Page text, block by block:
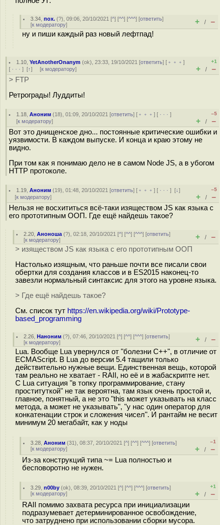
3.34 ,пох. (?), 09:06, 20/10/2021 [^] [^^] [^^^] [ответить]
[к модератору] + / –
ну и пиши каждый раз новый лефтпад!
1.10 ,YetAnotherOnanym (ok), 23:33, 19/10/2021 [ответить] [ ﹢﹢﹢]
[ · · · ] [↑] [к модератору]
+1
+ / –
> FTP
Ретрограды! Луддиты!
1.18 ,Аноним (18), 01:09, 20/10/2021 [ответить] [ ﹢﹢﹢] [ · · ·]
[к модератору]
–5
+ / –
Вот это днищенское дно... постоянные критические ошибки и
уязвимости. В каждом выпуске. И конца и краю этому не
видно.
При том как я понимаю дело не в самом Node JS, а в убогом
HTTP протоколе.
1.19 ,Аноним (19), 01:48, 20/10/2021 [ответить] [ ﹢﹢﹢] [ · · ·][↓]
[к модератору]
–5
+ / –
Нельзя не восхититься всё-таки изяществом JS как языка с
его прототипным ООП. Где ещё найдешь такое?
2.20 ,Аноноша (?), 02:18, 20/10/2021 [^] [^^] [^^^] [ответить]
[к модератору] + / –
> изяществом JS как языка с его прототипным ООП
Настолько изящным, что раньше почти все писали свои
обертки для создания классов и в ES2015 наконец-то
завезли нормальный синтаксис для этого на уровне языка.
> Где ещё найдешь такое?
См. список тут https://en.wikipedia.org/wiki/Prototype-
based_programming
2.26 ,Наноним (?), 07:46, 20/10/2021 [^] [^^] [^^^] [ответить]
[к модератору] + / –
Lua. Вообще Lua увернулся от "болезни С++", в отличие от
ECMAScript. В Lua до версии 5.4 тащили только
действительно нужные вещи. Единственная вещь, которой
там реально не хватает - RAII, но её и в жабаскрипте нет.
С Lua ситуация "в топку программирование, стану
проституткой" не так вероятна, там язык очень простой и,
главное, понятный, а не это "this может указывать на класс
метода, а может не указывать", "у нас один оператор для
конкатенации строк и сложения чисел". И рантайм не весит
минимум 20 мегабайт, как у ноды
3.28 ,Аноним (31), 08:37, 20/10/2021 [^] [^^] [^^^] [ответить]
[к модератору]
–1
+ / –
Из-за конструкций типа ~= Lua полностью и
бесповоротно не нужен.
3.29 ,n00by (ok), 08:39, 20/10/2021 [^] [^^] [^^^] [ответить]
[к модератору]
+1
+ / –
RAII помимо захвата ресурса при инициализации
подразумевает детерминированное освобождение,
что затруднено при использовании сборки мусора.